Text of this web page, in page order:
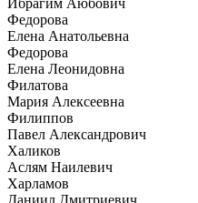
Ибрагим Аюбович
Федорова
Елена Анатольевна
Федорова
Елена Леонидовна
Филатова
Мария Алексеевна
Филиппов
Павел Александрович
Халиков
Аслям Наилевич
Харламов
Даниил Дмитриевич